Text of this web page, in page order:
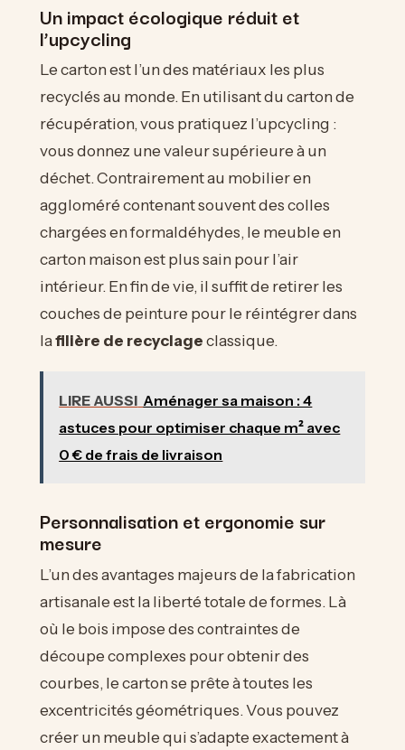
Un impact écologique réduit et
l’upcycling
Le carton est l’un des matériaux les plus
recyclés au monde. En utilisant du carton de
récupération, vous pratiquez l’upcycling :
vous donnez une valeur supérieure à un
déchet. Contrairement au mobilier en
aggloméré contenant souvent des colles
chargées en formaldéhydes, le meuble en
carton maison est plus sain pour l’air
intérieur. En fin de vie, il suffit de retirer les
couches de peinture pour le réintégrer dans
lafilière de recyclageclassique.
LIRE AUSSI Aménager sa maison : 4
astuces pour optimiser chaque m² avec
0 € de frais de livraison
Personnalisation et ergonomie sur
mesure
L’un des avantages majeurs de la fabrication
artisanale est la liberté totale de formes. Là
où le bois impose des contraintes de
découpe complexes pour obtenir des
courbes, le carton se prête à toutes les
excentricités géométriques. Vous pouvez
créer un meuble qui s’adapte exactement à